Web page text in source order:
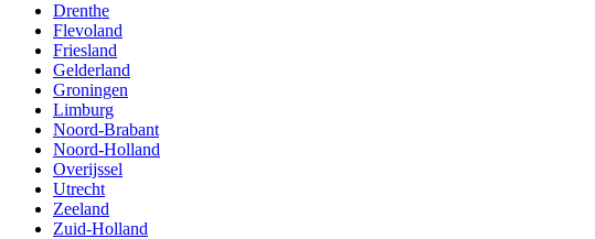
Drenthe
Flevoland
Friesland
Gelderland
Groningen
Limburg
Noord-Brabant
Noord-Holland
Overijssel
Utrecht
Zeeland
Zuid-Holland